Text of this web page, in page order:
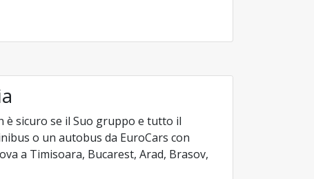
è sicuro se il Suo gruppo e tutto il
o un autobus da EuroCars con
a Timisoara, Bucarest, Arad, Brasov,